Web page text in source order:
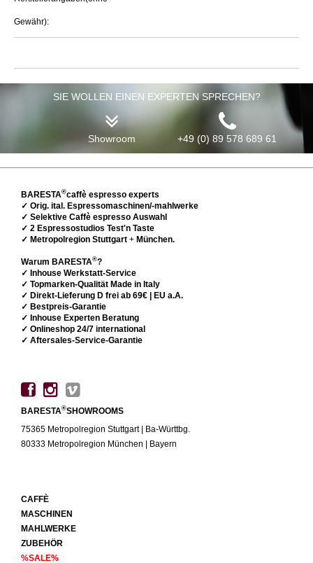
Gewähr):
SIE WOLLEN EINEN EXPERTEN SPRECHEN?
Showroom +49 (0) 89 578 689 61
BARESTA®caffè espresso experts
✓ Orig. ital. Espressomaschinen/-mahlwerke
✓ Selektive Caffè espresso Auswahl
✓ 2 Espressostudios Test'n Taste
✓ Metropolregion Stuttgart + München.
Warum BARESTA®?
✓ Inhouse Werkstatt-Service
✓ Topmarken-Qualität Made in Italy
✓ Direkt-Lieferung D frei ab 69€ | EU a.A.
✓ Bestpreis-Garantie
✓ Inhouse Experten Beratung
✓ Onlineshop 24/7 international
✓ Aftersales-Service-Garantie
BARESTA®SHOWROOMS
75365 Metropolregion Stuttgart | Ba-Württbg.
80333 Metropolregion München | Bayern
CAFFÈ
MASCHINEN
MAHLWERKE
ZUBEHÖR
%SALE%